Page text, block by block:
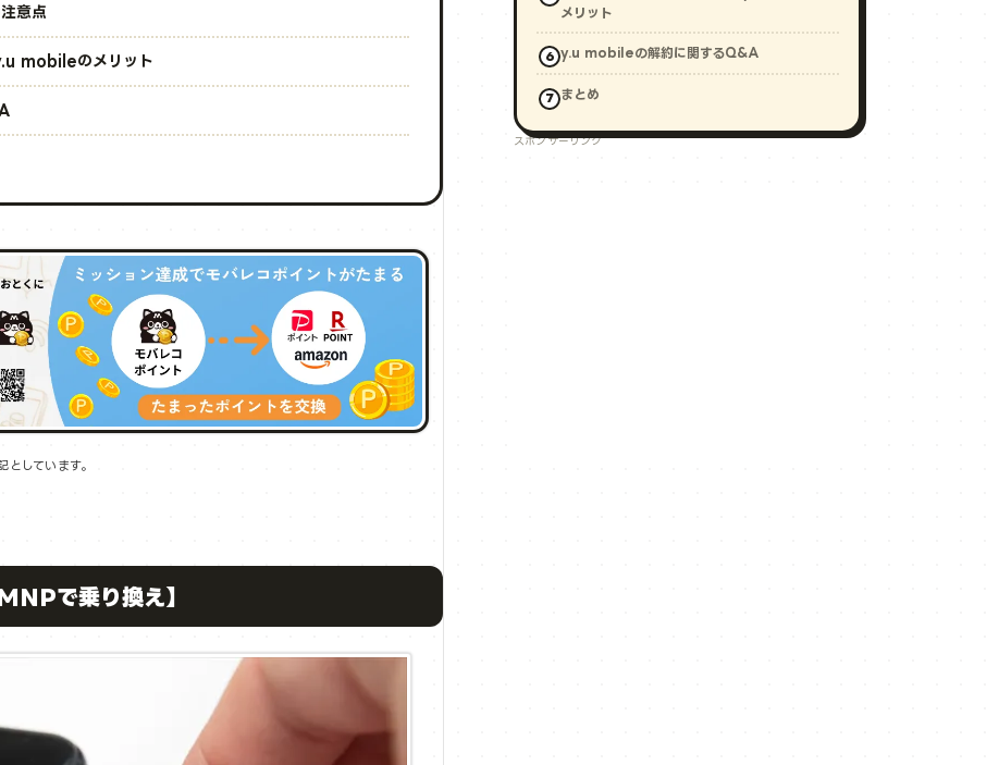
意点
mobileのメリット
しています。
で乗り換え】
メリット
y.u mobileの解約に関するQ&A
まとめ
スポンサーリンク